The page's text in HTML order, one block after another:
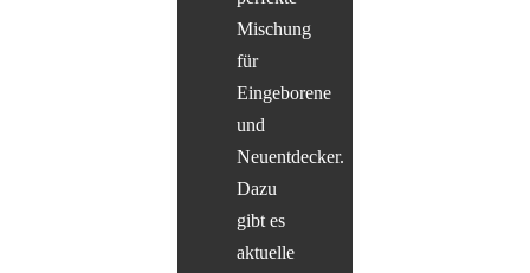
Mischung
für
Eingeborene
und
Neuentdecker.
Dazu
gibt es
aktuelle